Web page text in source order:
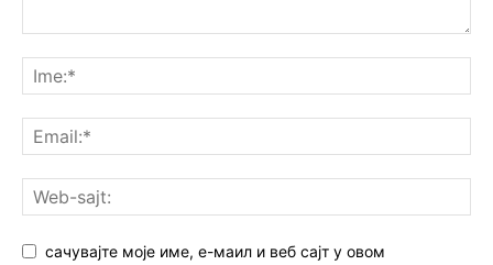
сачувајте моје име, е-маил и веб сајт у овом